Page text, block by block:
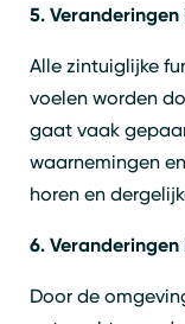
5.
Alle zintuiglijke
voelen worden
gaat vaak
waarnemingen
horen en
6.
Door de